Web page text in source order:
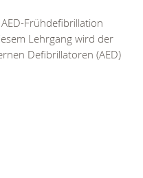
Frühdefibrillation
Lehrgang wird der
Defibrillatoren (AED)